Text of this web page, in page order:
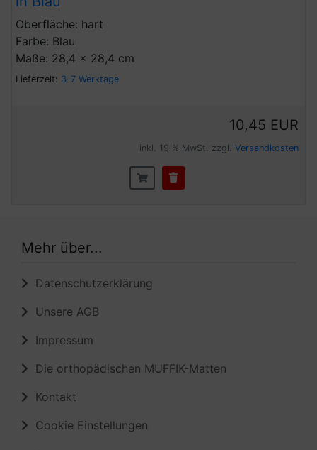
Oberfläche: hart
Farbe: Blau
Maße: 28,4 x 28,4 cm
Lieferzeit: 3-7 Werktage
10,45 EUR
inkl. 19 % MwSt. zzgl. Versandkosten
Mehr über...
Datenschutzerklärung
Unsere AGB
Impressum
Die orthopädischen MUFFIK-Matten
Kontakt
Cookie Einstellungen